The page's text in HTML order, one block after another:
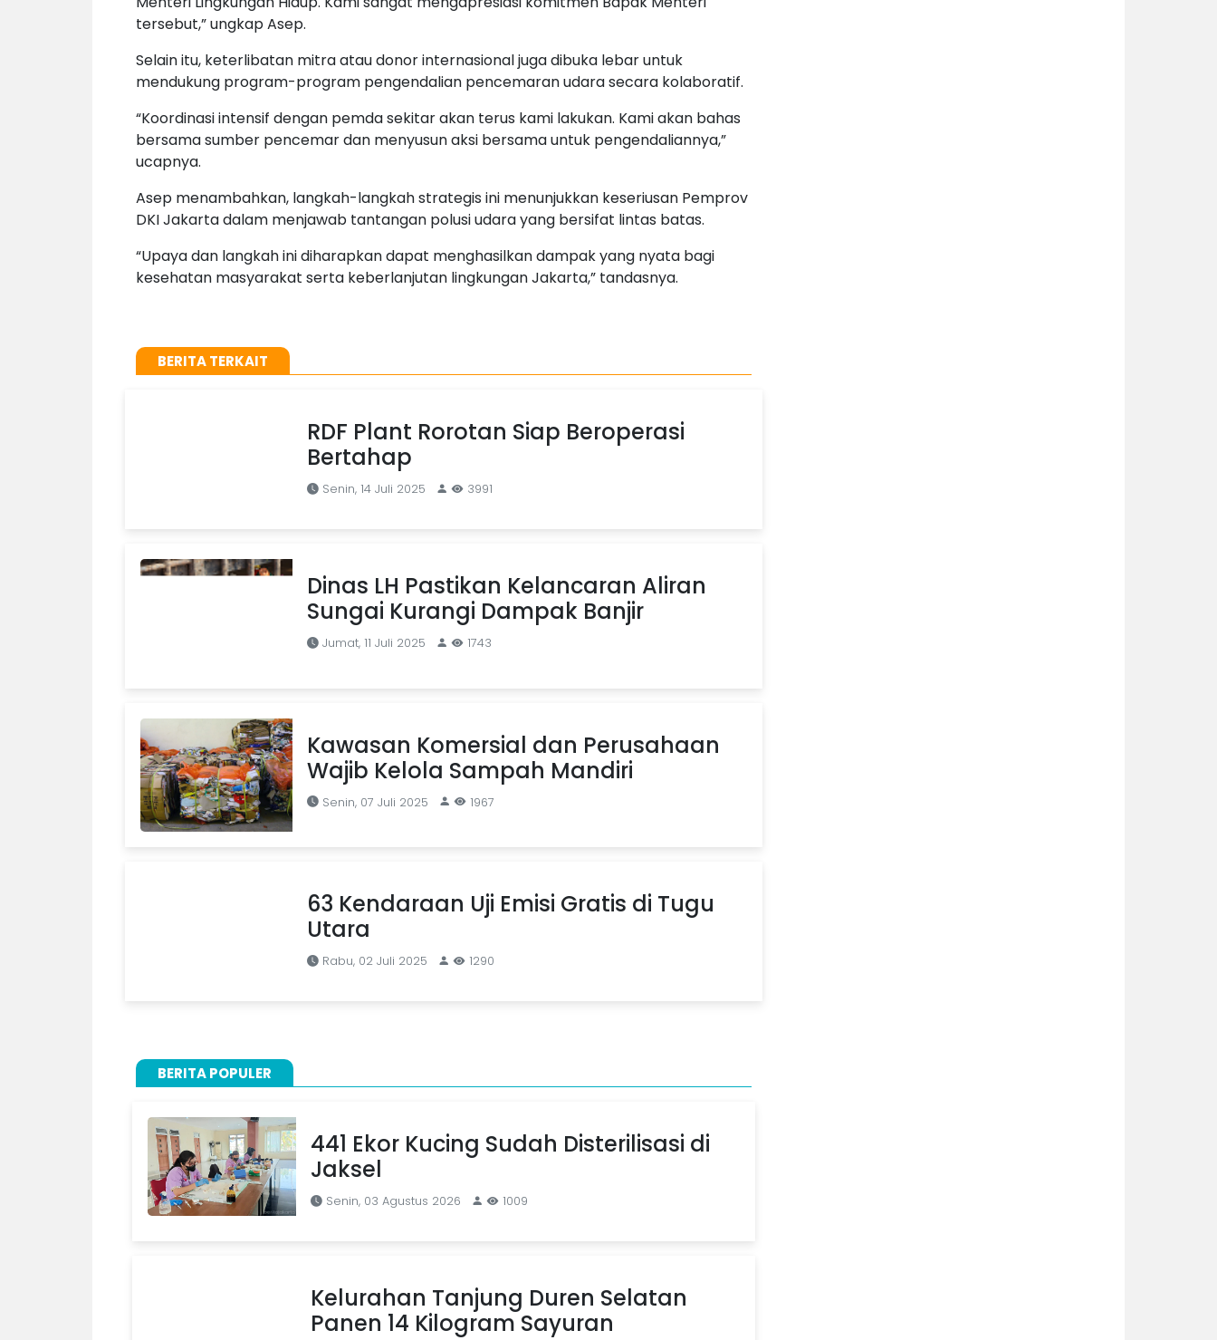
tersebut,” ungkap Asep.
Selain itu, keterlibatan mitra atau donor internasional juga dibuka lebar untuk
mendukung program-program pengendalian pencemaran udara secara kolaboratif.
“Koordinasi intensif dengan pemda sekitar akan terus kami lakukan. Kami akan bahas
bersama sumber pencemar dan menyusun aksi bersama untuk pengendaliannya,”
ucapnya.
Asep menambahkan, langkah-langkah strategis ini menunjukkan keseriusan Pemprov
DKI Jakarta dalam menjawab tantangan polusi udara yang bersifat lintas batas.
“Upaya dan langkah ini diharapkan dapat menghasilkan dampak yang nyata bagi
kesehatan masyarakat serta keberlanjutan lingkungan Jakarta,” tandasnya.
BERITA TERKAIT
RDF Plant Rorotan Siap Beroperasi
Bertahap
Senin, 14 Juli 2025 3991
Dinas LH Pastikan Kelancaran Aliran
Sungai Kurangi Dampak Banjir
Jumat, 11 Juli 2025 1743
Kawasan Komersial dan Perusahaan
Wajib Kelola Sampah Mandiri
Senin, 07 Juli 2025 1967
63 Kendaraan Uji Emisi Gratis di Tugu
Utara
Rabu, 02 Juli 2025 1290
BERITA POPULER
441 Ekor Kucing Sudah Disterilisasi di
Jaksel
Senin, 03 Agustus 2026 1009
Kelurahan Tanjung Duren Selatan
Panen 14 Kilogram Sayuran